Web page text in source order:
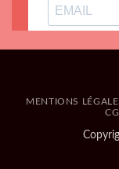
MENTIONS